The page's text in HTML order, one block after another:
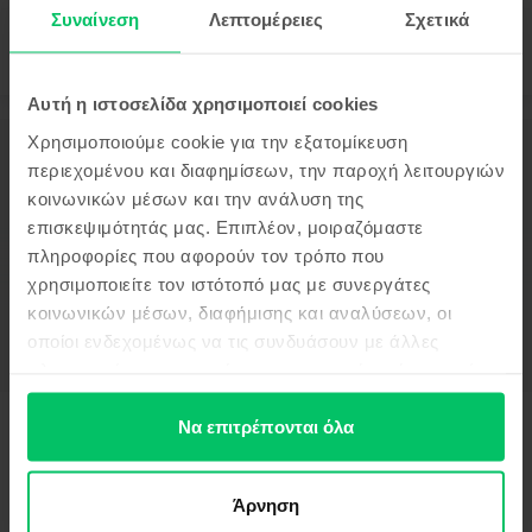
Συναίνεση Λεπτομέρειες Σχετικά
Αυτή η ιστοσελίδα χρησιμοποιεί cookies
Χρησιμοποιούμε cookie για την εξατομίκευση
περιεχομένου και διαφημίσεων, την παροχή λειτουργιών
κοινωνικών μέσων και την ανάλυση της
επισκεψιμότητάς μας. Επιπλέον, μοιραζόμαστε
πληροφορίες που αφορούν τον τρόπο που
χρησιμοποιείτε τον ιστότοπό μας με συνεργάτες
κοινωνικών μέσων, διαφήμισης και αναλύσεων, οι
οποίοι ενδεχομένως να τις συνδυάσουν με άλλες
έχουν συλλέξει σε σχέση με την από μέρους σας χρήση
των υπηρεσιών τους.Να επιτρέπονται όλα
Άρνηση
Περιγραφή
Κινητό τηλέφωνο Huawei Mate 50 Pro, Orange, 256 GB, Σαν
καινούργιο
Δες περισσότερες λεπτομέρειες
Πληροφορίες Συμμόρφωσης Προϊόντος
Πληροφορίες Ασφάλειας Προϊόντος
Πληροφορίες Υπεύθυνου Προσώπου
Μοντέλο